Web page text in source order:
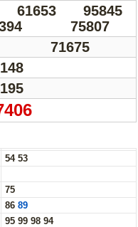
61653
95845
75807
71675
54 53
75
86 89
95 99 98 94